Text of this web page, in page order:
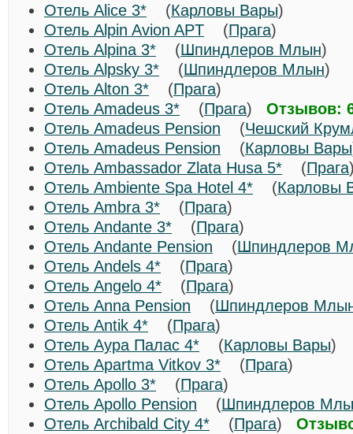
Отель Alice 3* (Карловы Вары)
Отель Alpin Avion APT (Прага)
Отель Alpina 3* (Шпиндлеров Млын)
Отель Alpsky 3* (Шпиндлеров Млын)
Отель Alton 3* (Прага)
Отель Amadeus 3* (Прага) Отзывов:
Отель Amadeus Pension (Чешский
Отель Amadeus Pension (Карловы Вары
Отель Ambassador Zlata Husa 5* (Прага
Отель Ambiente Spa Hotel 4* (Карловы
Отель Ambra 3* (Прага)
Отель Andante 3* (Прага)
Отель Andante Pension (Шпиндлеров
Отель Andels 4* (Прага)
Отель Angelo 4* (Прага)
Отель Anna Pension (Шпиндлеров
Отель Antik 4* (Прага)
Отель Аура Палас 4* (Карловы Вары)
Отель Apartma Vitkov 3* (Прага)
Отель Apollo 3* (Прага)
Отель Apollo Pension (Шпиндлеров
Отель Archibald City 4* (Прага)